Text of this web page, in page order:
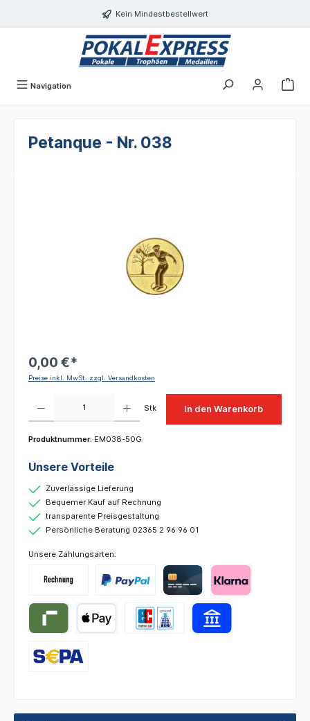
Kein Mindestbestellwert
Navigation
Petanque - Nr. 038
0,00 €*
Preise inkl. MwSt. zzgl. Versandkosten
Stk In den Warenkorb
Produktnummer: EM038-50G
Unsere Vorteile
Zuverlässige Lieferung
Bequemer Kauf auf Rechnung
transparente Preisgestaltung
Persönliche Beratung 02365 2 96 96 01
Unsere Zahlungsarten: